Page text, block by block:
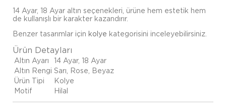
14 Ayar, 18 Ayar altın seçenekleri, ürüne hem estetik hem
de kullanışlı bir karakter kazandırır.
Benzer tasarımlar için kolye kategorisini inceleyebilirsiniz.
Ürün Detayları
Altın Ayarı
14 Ayar, 18 Ayar
Altın Rengi Sarı, Rose, Beyaz
Ürün Tipi
Kolye
Motif
Hilal